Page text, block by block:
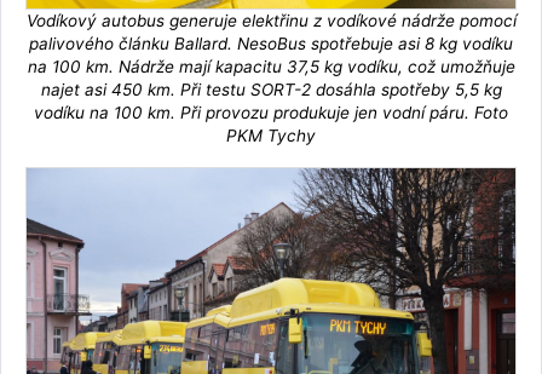
Vodíkový autobus generuje elektřinu z vodíkové nádrže pomocí
palivového článku Ballard. NesoBus spotřebuje asi 8 kg vodíku
na 100 km. Nádrže mají kapacitu 37,5 kg vodíku, což umožňuje
najet asi 450 km. Při testu SORT-2 dosáhla spotřeby 5,5 kg
vodíku na 100 km. Při provozu produkuje jen vodní páru. Foto
PKM Tychy